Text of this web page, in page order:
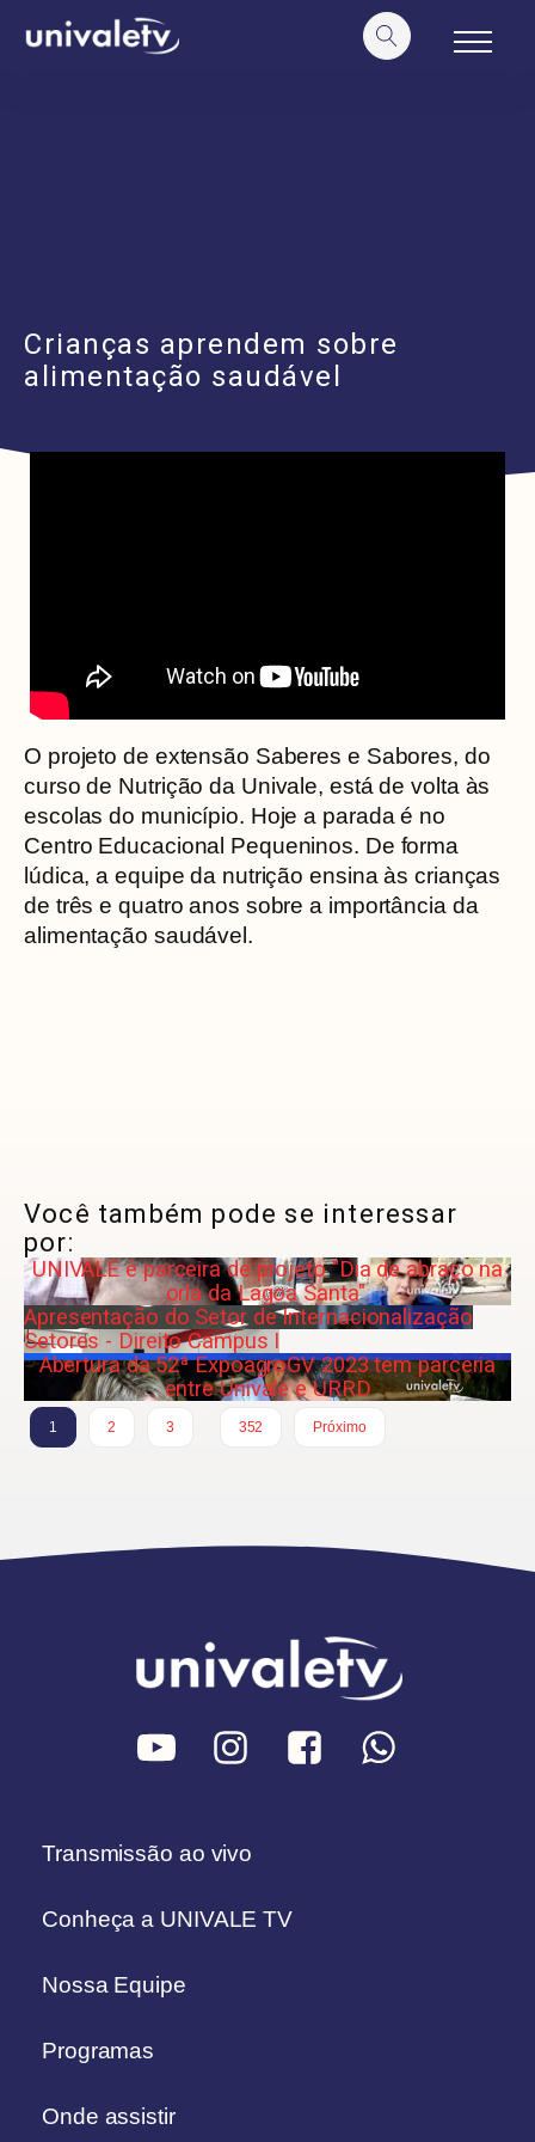
conteúdo
Crianças aprendem sobre
alimentação saudável
O projeto de extensão Saberes e Sabores, do
curso de Nutrição da Univale, está de volta às
escolas do município. Hoje a parada é no
Centro Educacional Pequeninos. De forma
lúdica, a equipe da nutrição ensina às crianças
de três e quatro anos sobre a importância da
alimentação saudável.
Você também pode se interessar
por:
UNIVALE é parceira de projeto "Dia de abraço na
orla da Lagoa Santa".
Apresentação do Setor de Internacionalização
Setores - Direito Campus I
Abertura da 52ª ExpoagroGV 2023 tem parceria
entre Univale e URRD
1 2 3
352
Próximo
Transmissão ao vivo
Conheça a UNIVALE TV
Nossa Equipe
Programas
Onde assistir